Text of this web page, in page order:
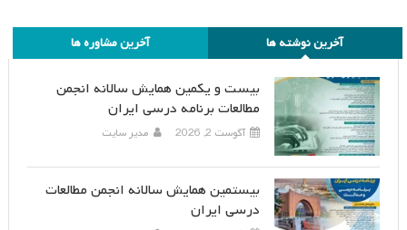
آخرین نوشته ها آخرین مشاوره ها
بیست و یکمین همایش سالانه انجمن
مطالعات برنامه درسی ایران
آگوست 2, 2026 مدیر سایت
بیستمین همایش سالانه انجمن مطالعات
درسی ایران